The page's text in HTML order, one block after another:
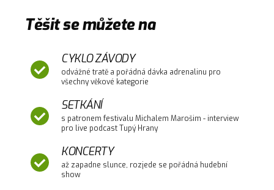
Těšit se můžete na
CYKLO ZÁVODY
odvážné tratě a pořádná dávka adrenalinu pro
všechny věkové kategorie
SETKÁNÍ
s patronem festivalu Michalem Marošim - interview
pro live podcast Tupý Hrany
KONCERTY
až zapadne slunce, rozjede se pořádná hudební
show